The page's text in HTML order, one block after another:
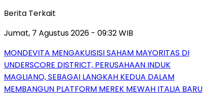
Berita Terkait
Jumat, 7 Agustus 2026 - 09:32 WIB
MONDEVITA MENGAKUISISI SAHAM MAYORITAS DI
UNDERSCORE DISTRICT, PERUSAHAAN INDUK
MAGLIANO, SEBAGAI LANGKAH KEDUA DALAM
MEMBANGUN PLATFORM MEREK MEWAH ITALIA BARU